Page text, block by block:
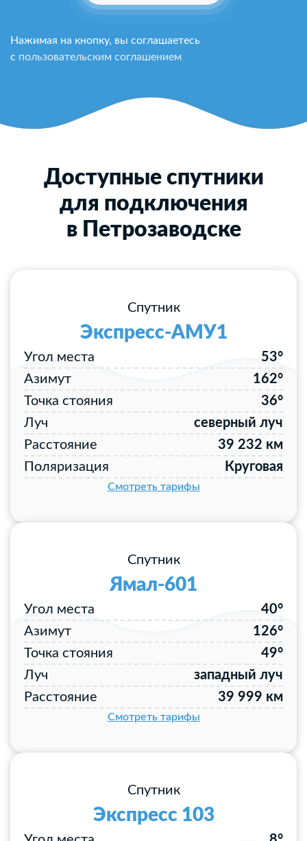
Нажимая на кнопку, вы соглашаетесь
с пользовательским соглашением
Доступные спутники
для подключения
в Петрозаводске
Спутник
Экспресс-АМУ1
Угол места
53°
Азимут
162°
Точка стояния
36°
Луч
северный луч
Расстояние
39 232 км
Поляризация
Круговая
Смотреть тарифы
Спутник
Ямал-601
Угол места
40°
Азимут
126°
Точка стояния
49°
Луч
западный луч
Расстояние
39 999 км
Смотреть тарифы
Спутник
Экспресс 103